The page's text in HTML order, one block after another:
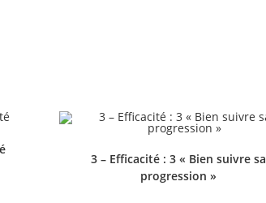
3 – Efficacité : 3 « Bien suivre sa
progression »